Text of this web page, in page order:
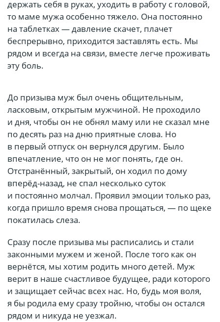
держать себя в руках, уходить в работу с головой,
то маме мужа особенно тяжело. Она постоянно
на таблетках — давление скачет, плачет
беспрерывно, приходится заставлять есть. Мы
рядом и всегда на связи, вместе легче проживать
эту боль.
До призыва муж был очень общительным,
ласковым, открытым мужчиной. Не проходило
и дня, чтобы он не обнял маму или не сказал мне
по десять раз на дню приятные слова. Но
в первый отпуск он вернулся другим. Было
впечатление, что он не мог понять, где он.
Отстранённый, закрытый, он ходил по дому
вперёд-назад, не спал несколько суток
и постоянно молчал. Проявил эмоции только раз,
когда пришло время снова прощаться, — по щеке
покатилась слеза.
Сразу после призыва мы расписались и стали
законными мужем и женой. После того как он
вернётся, мы хотим родить много детей. Муж
верит в наше счастливое будущее, ради которого
и защищает сейчас всех нас. Но, будь моя воля,
я бы родила ему сразу тройню, чтобы он остался
рядом и никуда не уезжал.